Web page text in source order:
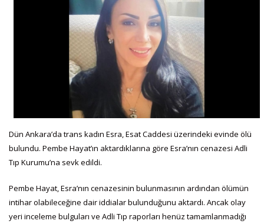
Dün Ankara’da trans kadın Esra, Esat Caddesi üzerindeki evinde ölü
bulundu. Pembe Hayat’ın aktardıklarına göre Esra’nın cenazesi Adli
Tıp Kurumu’na sevk edildi.
Pembe Hayat, Esra’nın cenazesinin bulunmasının ardından ölümün
intihar olabileceğine dair iddialar bulunduğunu aktardı. Ancak olay
yeri inceleme bulguları ve Adli Tıp raporları henüz tamamlanmadığı